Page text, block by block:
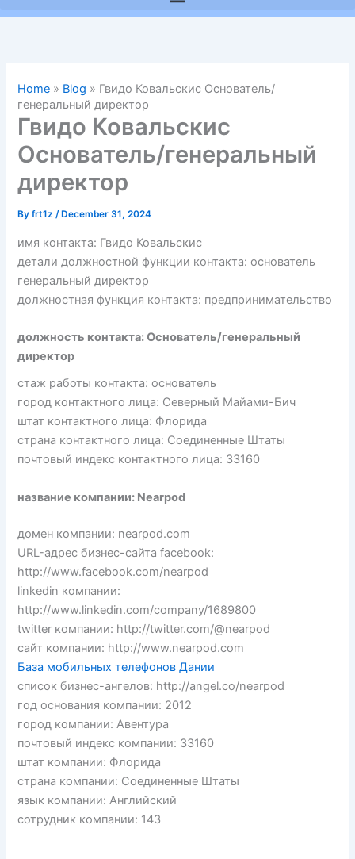
Home » Blog » Гвидо Ковальскис Основатель/
генеральный директор
Гвидо Ковальскис
Основатель/генеральный
директор
Byfrt1z/ December 31, 2024
имя контакта: Гвидо Ковальскис
детали должностной функции контакта: основатель
генеральный директор
должностная функция контакта: предпринимательство
должность контакта: Основатель/генеральный
директор
стаж работы контакта: основатель
город контактного лица: Северный Майами-Бич
штат контактного лица: Флорида
страна контактного лица: Соединенные Штаты
почтовый индекс контактного лица: 33160
название компании: Nearpod
домен компании: nearpod.com
URL-адрес бизнес-сайта facebook:
http://www.facebook.com/nearpod
linkedin компании:
http://www.linkedin.com/company/1689800
twitter компании: http://twitter.com/@nearpod
сайт компании: http://www.nearpod.com
База мобильных телефонов Дании
список бизнес-ангелов: http://angel.co/nearpod
год основания компании: 2012
город компании: Авентура
почтовый индекс компании: 33160
штат компании: Флорида
страна компании: Соединенные Штаты
язык компании: Английский
сотрудник компании: 143